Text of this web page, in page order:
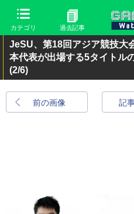
カテゴリ 過去記事
JeSU、第18回アジア競技大
本代表が出場する5タイトル
(2/6)
前の画像 記